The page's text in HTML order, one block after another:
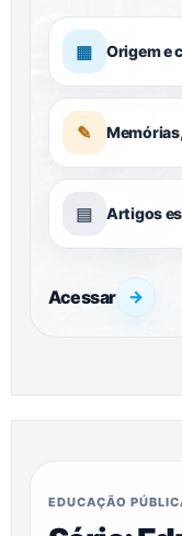
▦ Origem e
✎
▤ Artigos
Acessar →
EDUCAÇÃO